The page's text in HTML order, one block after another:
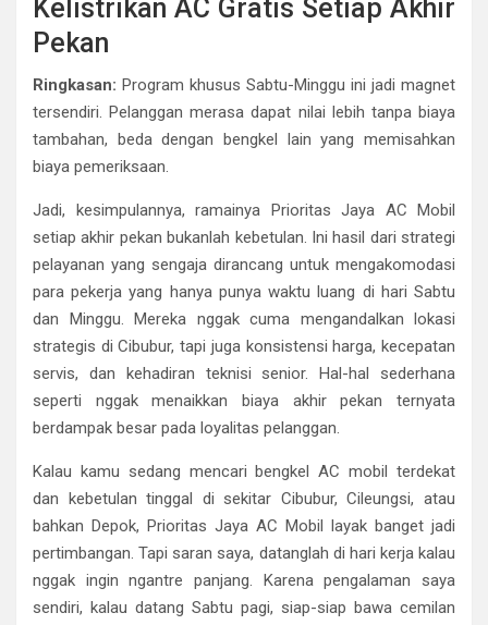
Kelistrikan AC Gratis Setiap Akhir
Pekan
Ringkasan: Program khusus Sabtu-Minggu ini jadi magnet
tersendiri. Pelanggan merasa dapat nilai lebih tanpa biaya
tambahan, beda dengan bengkel lain yang memisahkan
biaya pemeriksaan.
Jadi, kesimpulannya, ramainya Prioritas Jaya AC Mobil
setiap akhir pekan bukanlah kebetulan. Ini hasil dari strategi
pelayanan yang sengaja dirancang untuk mengakomodasi
para pekerja yang hanya punya waktu luang di hari Sabtu
dan Minggu. Mereka nggak cuma mengandalkan lokasi
strategis di Cibubur, tapi juga konsistensi harga, kecepatan
servis, dan kehadiran teknisi senior. Hal-hal sederhana
seperti nggak menaikkan biaya akhir pekan ternyata
berdampak besar pada loyalitas pelanggan.
Kalau kamu sedang mencari bengkel AC mobil terdekat
dan kebetulan tinggal di sekitar Cibubur, Cileungsi, atau
bahkan Depok, Prioritas Jaya AC Mobil layak banget jadi
pertimbangan. Tapi saran saya, datanglah di hari kerja kalau
nggak ingin ngantre panjang. Karena pengalaman saya
sendiri, kalau datang Sabtu pagi, siap-siap bawa cemilan